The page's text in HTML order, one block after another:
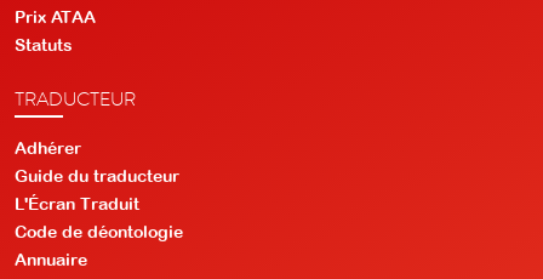
Prix ATAA
Statuts
TRADUCTEUR
Adhérer
Guide du traducteur
L'Écran Traduit
Code de déontologie
Annuaire